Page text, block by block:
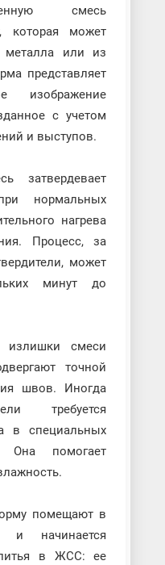
смесь
которая может
металла или из
представляет
изображение
с учетом
и выступов.
затвердевает
нормальных
нагрева
Процесс, за
может
минут до
излишки смеси
точной
швов. Иногда
требуется
в специальных
Она помогает
помещают в
и начинается
литья в ЖСС: ее